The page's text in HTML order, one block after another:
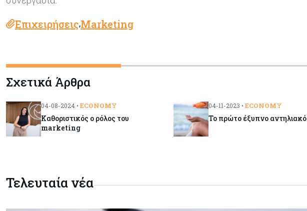
Επιχειρήσεις,Marketing
Σχετικά Άρθρα
04-08-2024 • ECONOMY
Καθοριστικός ο ρόλος του
marketing
04-11-2023 • ECONOMY
Το πρώτο έξυπνο αντηλιακό
Τελευταία νέα